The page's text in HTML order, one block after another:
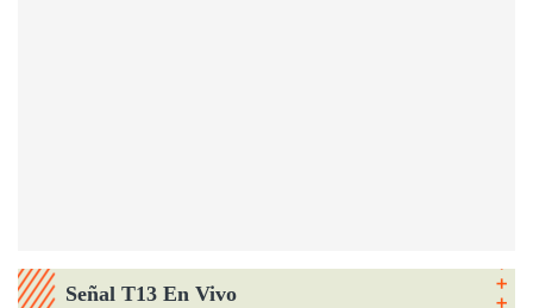
Señal T13 En Vivo